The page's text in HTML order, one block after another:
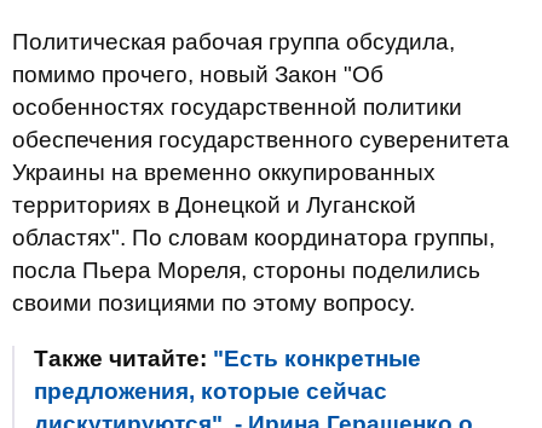
Политическая рабочая группа обсудила,
помимо прочего, новый Закон "Об
особенностях государственной политики
обеспечения государственного суверенитета
Украины на временно оккупированных
территориях в Донецкой и Луганской
областях". По словам координатора группы,
посла Пьера Мореля, стороны поделились
своими позициями по этому вопросу.
Также читайте: "Есть конкретные
предложения, которые сейчас